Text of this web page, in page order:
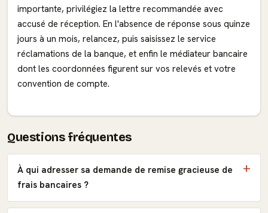
importante, privilégiez la lettre recommandée avec
accusé de réception. En l'absence de réponse sous quinze
jours à un mois, relancez, puis saisissez le service
réclamations de la banque, et enfin le médiateur bancaire
dont les coordonnées figurent sur vos relevés et votre
convention de compte.
Questions fréquentes
À qui adresser sa demande de remise gracieuse de
frais bancaires ?